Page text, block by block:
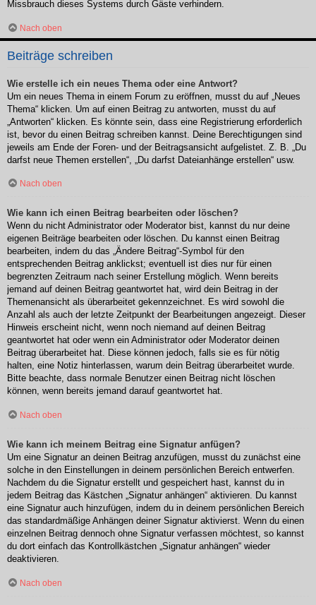
Missbrauch dieses Systems durch Gäste verhindern.
Nach oben
Beiträge schreiben
Wie erstelle ich ein neues Thema oder eine Antwort?
Um ein neues Thema in einem Forum zu eröffnen, musst du auf „Neues
Thema“ klicken. Um auf einen Beitrag zu antworten, musst du auf
„Antworten“ klicken. Es könnte sein, dass eine Registrierung erforderlich
ist, bevor du einen Beitrag schreiben kannst. Deine Berechtigungen sind
jeweils am Ende der Foren- und der Beitragsansicht aufgelistet. Z. B. „Du
darfst neue Themen erstellen“, „Du darfst Dateianhänge erstellen“ usw.
Nach oben
Wie kann ich einen Beitrag bearbeiten oder löschen?
Wenn du nicht Administrator oder Moderator bist, kannst du nur deine
eigenen Beiträge bearbeiten oder löschen. Du kannst einen Beitrag
bearbeiten, indem du das „Ändere Beitrag“-Symbol für den
entsprechenden Beitrag anklickst; eventuell ist dies nur für einen
begrenzten Zeitraum nach seiner Erstellung möglich. Wenn bereits
jemand auf deinen Beitrag geantwortet hat, wird dein Beitrag in der
Themenansicht als überarbeitet gekennzeichnet. Es wird sowohl die
Anzahl als auch der letzte Zeitpunkt der Bearbeitungen angezeigt. Dieser
Hinweis erscheint nicht, wenn noch niemand auf deinen Beitrag
geantwortet hat oder wenn ein Administrator oder Moderator deinen
Beitrag überarbeitet hat. Diese können jedoch, falls sie es für nötig
halten, eine Notiz hinterlassen, warum dein Beitrag überarbeitet wurde.
Bitte beachte, dass normale Benutzer einen Beitrag nicht löschen
können, wenn bereits jemand darauf geantwortet hat.
Nach oben
Wie kann ich meinem Beitrag eine Signatur anfügen?
Um eine Signatur an deinen Beitrag anzufügen, musst du zunächst eine
solche in den Einstellungen in deinem persönlichen Bereich entwerfen.
Nachdem du die Signatur erstellt und gespeichert hast, kannst du in
jedem Beitrag das Kästchen „Signatur anhängen“ aktivieren. Du kannst
eine Signatur auch hinzufügen, indem du in deinem persönlichen Bereich
das standardmäßige Anhängen deiner Signatur aktivierst. Wenn du einen
einzelnen Beitrag dennoch ohne Signatur verfassen möchtest, so kannst
du dort einfach das Kontrollkästchen „Signatur anhängen“ wieder
deaktivieren.
Nach oben